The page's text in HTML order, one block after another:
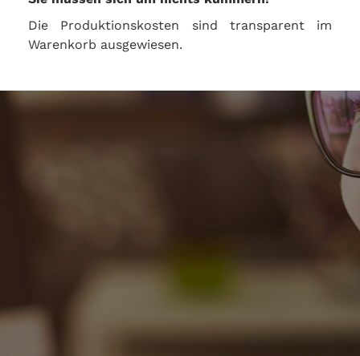
Die Produktionskosten sind transparent im
Warenkorb ausgewiesen.